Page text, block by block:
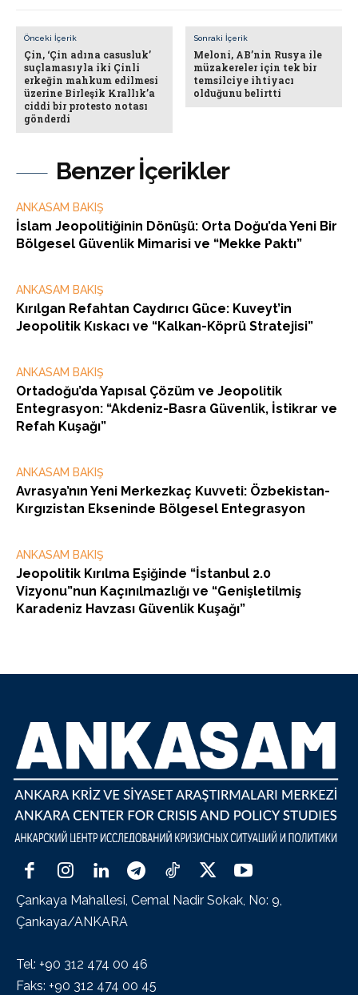
Benzer İçerikler
ANKASAM BAKIŞ
İslam Jeopolitiğinin Dönüşü: Orta Doğu’da Yeni Bir
Bölgesel Güvenlik Mimarisi ve “Mekke Paktı”
ANKASAM BAKIŞ
Kırılgan Refahtan Caydırıcı Güce: Kuveyt’in
Jeopolitik Kıskacı ve “Kalkan-Köprü Stratejisi”
ANKASAM BAKIŞ
Ortadoğu’da Yapısal Çözüm ve Jeopolitik
Entegrasyon: “Akdeniz-Basra Güvenlik, İstikrar ve
Refah Kuşağı”
ANKASAM BAKIŞ
Avrasya’nın Yeni Merkezkaç Kuvveti: Özbekistan-
Kırgızistan Ekseninde Bölgesel Entegrasyon
ANKASAM BAKIŞ
Jeopolitik Kırılma Eşiğinde “İstanbul 2.0
Vizyonu”nun Kaçınılmazlığı ve “Genişletilmiş
Karadeniz Havzası Güvenlik Kuşağı”
Önceki İçerik
Çin, ‘Çin adına casusluk’
suçlamasıyla iki Çinli
erkeğin mahkum edilmesi
üzerine Birleşik Krallık’a
ciddi bir protesto notası
gönderdi
Sonraki İçerik
Meloni, AB’nin Rusya ile
müzakereler için tek bir
temsilciye ihtiyacı
olduğunu belirtti
Çankaya Mahallesi, Cemal Nadir Sokak, No: 9,
Çankaya/ANKARA
Tel: +90 312 474 00 46
Faks: +90 312 474 00 45